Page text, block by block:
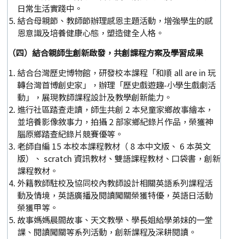
日常生活實踐中。
結合母親節、教師節辦理感恩主題活動，增強學生的感
恩意識及培養健康心態，塑造健全人格。
（四）結合親師生創新啟發，共創課程方案及學習成果
結合台灣歷史博物館，研發校本課程「和順 all are in 玩
轉台灣首博創史家」，辦理「歷史戲遊趣-小學生戲劇活
動」，展現教師課程設計及教學創新能力。
進行社區踏查走讀，師生共創 2 本兒童家鄉故事繪本，
並培養影像敘事力，拍攝 2 部家鄉紀錄片作品，榮獲神
腦原鄉踏查紀錄片競賽優等。
老師自編 15 本校本課程教材（ 8 本中文版、 6 本英文
版）、 scratch 資訊教材、雙語課程教材、口袋書，創新
課程教材。
外籍教師駐校及協同校內教師設計相關英語系列課程活
動及情境，英語廣播及閱讀闖關榮獲特優，英語日活動
榮獲甲等。
故事媽媽晨間故事、天文教學、學長姐給學弟妹的一堂
課、閱讀闖關等系列活動，創新課程及深耕閱讀。